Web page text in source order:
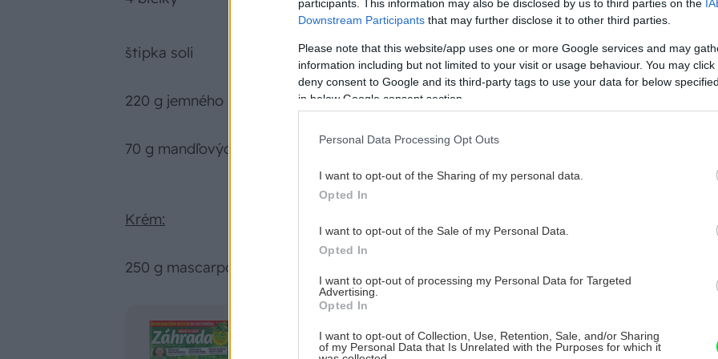
participants. This information may also be disclosed by us to third parties on the
Downstream Participants that may further disclose it to other third parties.
Please note that this website/app uses one or more Google services and may
information including but not limited to your visit or usage behaviour. You may
deny consent to Google and its third-party tags to use your data for below
in below Google consent section.
Personal Data Processing Opt Outs
I want to opt-out of the Sharing of my personal data.
Opted In
I want to opt-out of the Sale of my Personal Data.
Opted In
I want to opt-out of processing my Personal Data for Targeted
Advertising.
Opted In
I want to opt-out of Collection, Use, Retention, Sale, and/or Sharing
of my Personal Data that Is Unrelated with the Purposes for which it
štipka soli
220 g jemného kryštálového cukru
70 g mandľových lupienkov (opražených)
Krém:
250 g mascarpone
Čítajte časopis ZÁHRADA rok zadarmo!
Predplaťte si magazín Záhrada za 20 € a dostanete darčekovú